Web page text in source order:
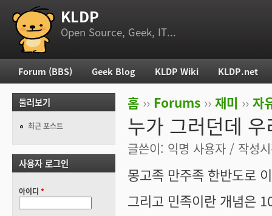
부 메뉴 KLDP
Open Source, Geek, IT...
현재 위치
홈 ›› Forums ›› 재미 ›› 자
누가 그러던데
글쓴이: 익명 사용자 / 작성
몽고족 만주족 한반도로
그리고 민족이란 개념은
주 메뉴
Forum (BBS) Geek Blog KLDP Wiki KLDP.net
둘러보기
최근 포스트
사용자 로그인
아이디 *